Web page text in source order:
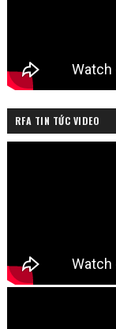
RFA TIN TỨC VIDEO